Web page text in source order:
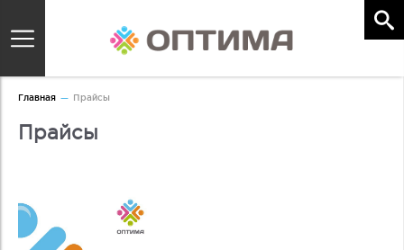
Главная Прайсы
Прайсы